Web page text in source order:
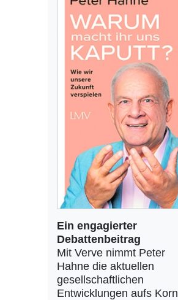
Ein engagierter
Debattenbeitrag
Mit Verve nimmt Peter
Hahne die aktuellen
gesellschaftlichen
Entwicklungen aufs Korn